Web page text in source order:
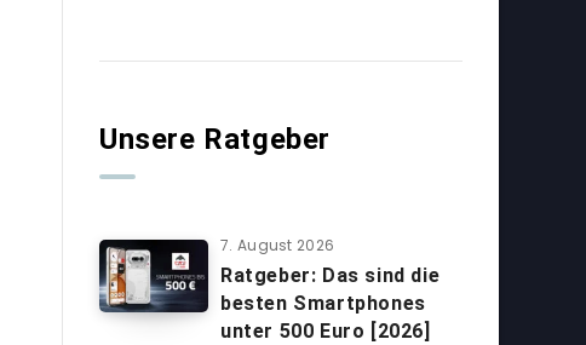
Unsere Ratgeber
7. August 2026
Ratgeber: Das sind die
besten Smartphones
unter 500 Euro [2026]